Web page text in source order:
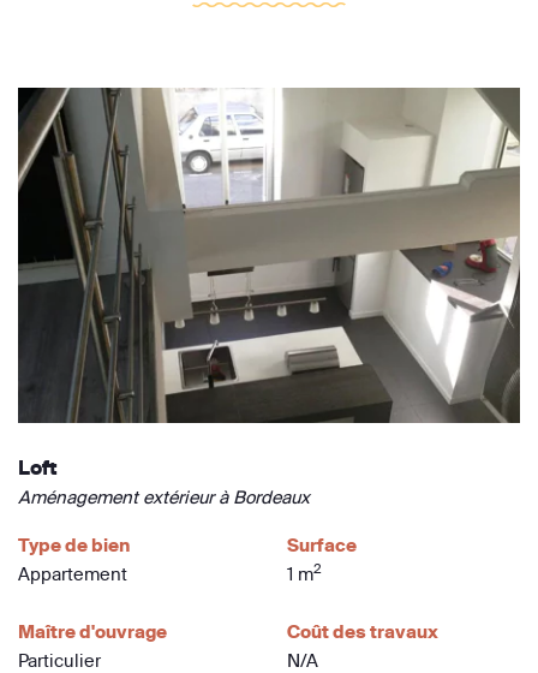
Loft
Aménagement extérieur à Bordeaux
Type de bien
Appartement
Surface
1 m2
Maître d'ouvrage
Particulier
Coût des travaux
N/A